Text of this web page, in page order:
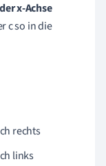
x-Achse
cso in die
rechts
links